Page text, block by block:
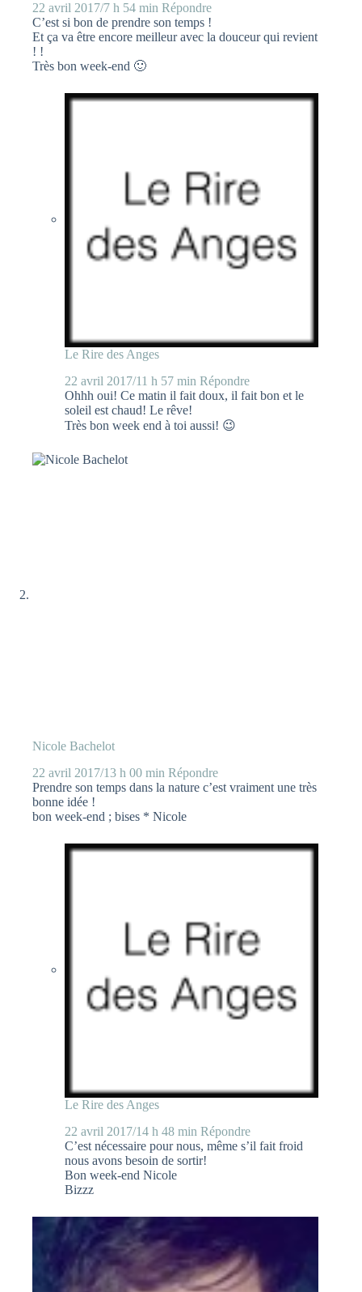
22 avril 2017/7 h 54 min Répondre
C’est si bon de prendre son temps !
Et ça va être encore meilleur avec la douceur qui revient
! !
Très bon week-end 🙂
Le Rire des Anges
22 avril 2017/11 h 57 min Répondre
Ohhh oui! Ce matin il fait doux, il fait bon et le
soleil est chaud! Le rêve!
Très bon week end à toi aussi! 😉
Nicole Bachelot
22 avril 2017/13 h 00 min Répondre
Prendre son temps dans la nature c’est vraiment une très
bonne idée !
bon week-end ; bises * Nicole
Le Rire des Anges
22 avril 2017/14 h 48 min Répondre
C’est nécessaire pour nous, même s’il fait froid
nous avons besoin de sortir!
Bon week-end Nicole
Bizzz